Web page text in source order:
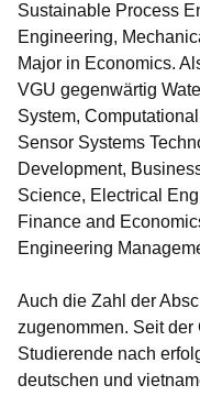
Sustainable Process
Engineering,
Major in Economics.
VGU gegenwärtig
System,
Sensor Systems
Development,
Science, Electrical
Finance and
Engineering
Auch die Zahl der
zugenommen. Seit der
Studierende nach
deutschen und